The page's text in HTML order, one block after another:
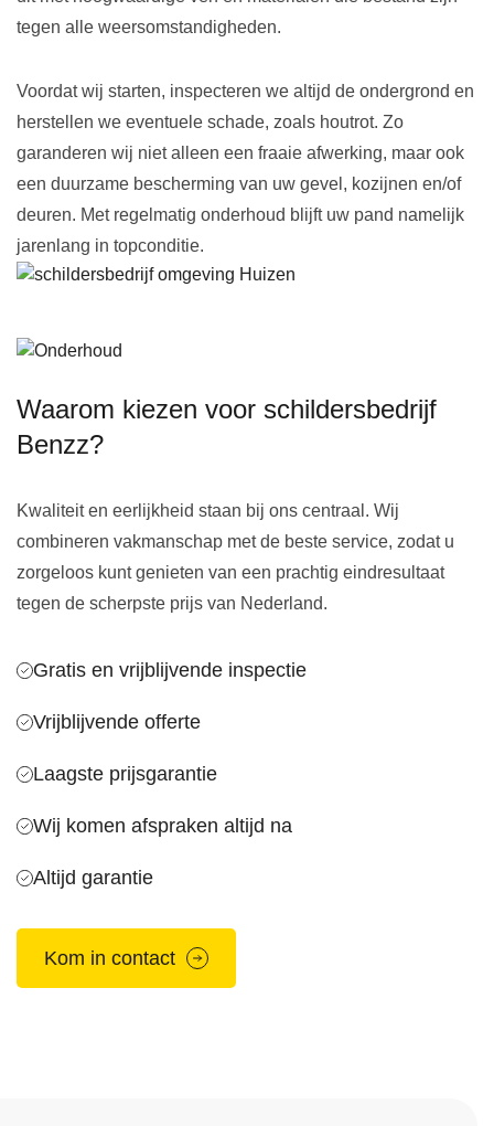
tegen alle weersomstandigheden.
Voordat wij starten, inspecteren we altijd de ondergrond en
herstellen we eventuele schade, zoals houtrot. Zo
garanderen wij niet alleen een fraaie afwerking, maar ook
een duurzame bescherming van uw gevel, kozijnen en/of
deuren. Met regelmatig onderhoud blijft uw pand namelijk
jarenlang in topconditie.
Waarom kiezen voor schildersbedrijf
Benzz?
Kwaliteit en eerlijkheid staan bij ons centraal. Wij
combineren vakmanschap met de beste service, zodat u
zorgeloos kunt genieten van een prachtig eindresultaat
tegen de scherpste prijs van Nederland.
Gratis en vrijblijvende inspectie
Vrijblijvende offerte
Laagste prijsgarantie
Wij komen afspraken altijd na
Altijd garantie
Kom in contact